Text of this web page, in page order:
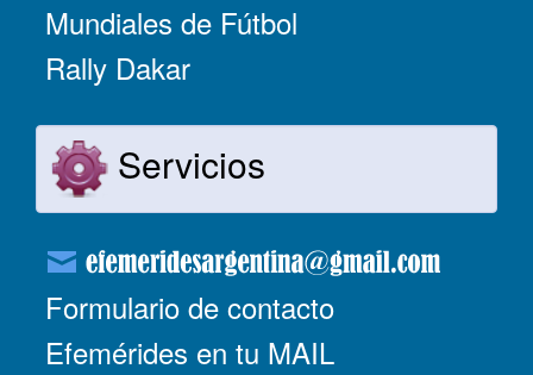
Mundiales de Fútbol
Rally Dakar
Servicios
Formulario de contacto
Efemérides en tu MAIL